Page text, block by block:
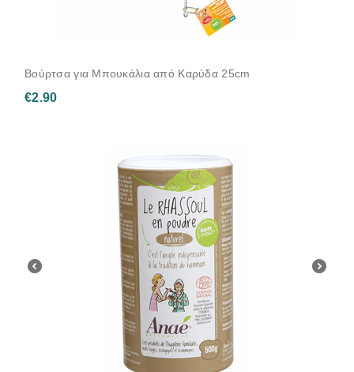
Βούρτσα για Μπουκάλια από Καρύδα 25cm
€2.90